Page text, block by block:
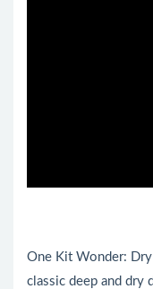
One Kit Wonder:
classic deep and dry